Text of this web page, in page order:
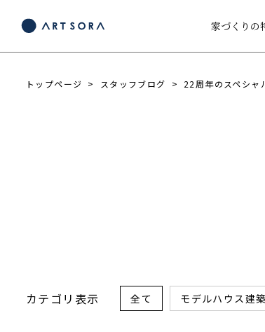
家づくりの
トップページ スタッフブログ 22周年のスペシャ
カテゴリ表示 全て モデルハウス建